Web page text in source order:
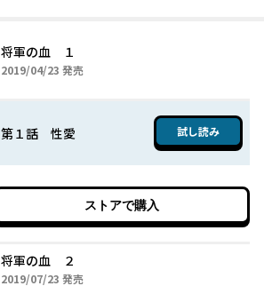
将軍の血 １
2019/04/23 2019年04月23日
発売
第１話 性愛 試し読み
ストアで購入
将軍の血 ２
2019/07/23 2019年07月23日
発売